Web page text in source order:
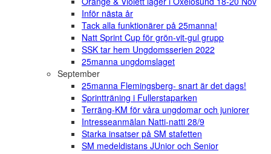
Inför nästa år
Tack alla funktionärer på 25manna!
Natt Sprint Cup för grön-vit-gul grupp
SSK tar hem Ungdomsserien 2022
25manna ungdomslaget
September
25manna Flemingsberg- snart är det dags!
Sprintträning i Fullerstaparken
Terräng-KM för våra ungdomar och juniorer
Intresseanmälan Natti-natti 28/9
Starka insatser på SM stafetten
SM medeldistans JUnior och Senior